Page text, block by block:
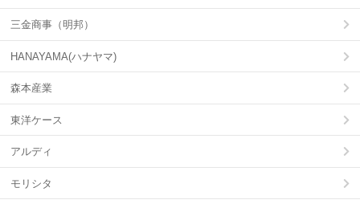
三金商事（明邦）
HANAYAMA(ハナヤマ)
森本産業
東洋ケース
アルディ
モリシタ